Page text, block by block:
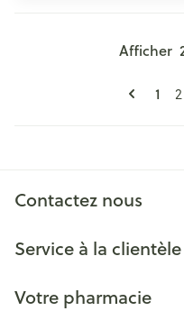
1 2
Afficher
Contactez nous
Service à la clientèle
Votre pharmacie